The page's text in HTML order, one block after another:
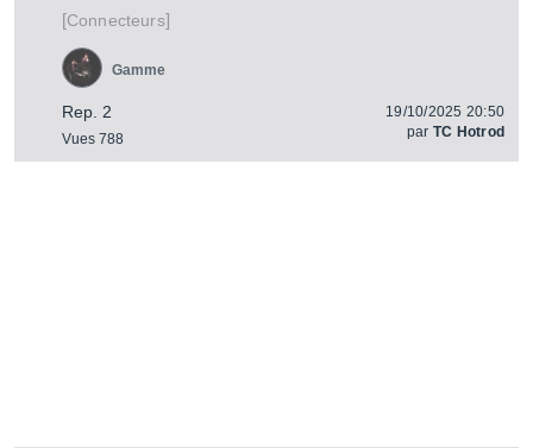
[Connecteurs]
Rep. 2
Vues 788
Gamme
19/10/2025 20:50
par TC Hotrod